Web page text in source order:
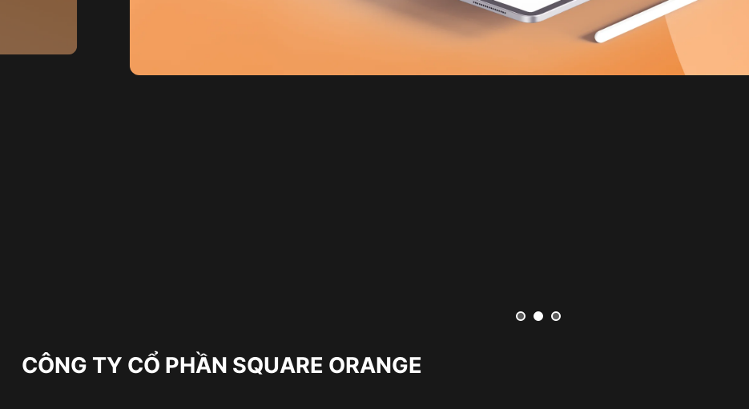
CÔNG TY CỔ PHẦN SQUARE ORANGE